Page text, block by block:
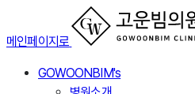
메인페이지로
GOWOONBIM's